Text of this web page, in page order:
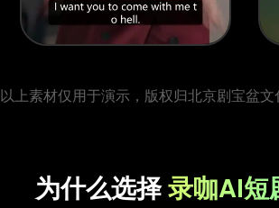
以上素材仅用于演示，版权归北京剧宝盆
为什么选择录咖AI短